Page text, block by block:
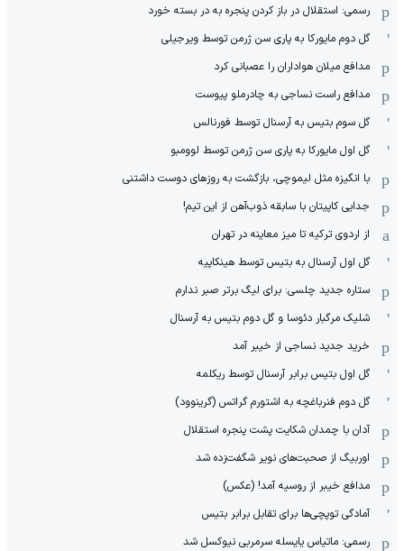
رسمی: استقلال در باز کردن پنجره به در بسته خورد
گل دوم مایورکا به پاری سن ژرمن توسط ویرجیلی
مدافع میلان هواداران را عصبانی کرد
مدافع راست نساجی به چادرملو پیوست
گل سوم بتیس به آرسنال توسط فورنالس
گل اول مایورکا به پاری سن ژرمن توسط لوومبو
با انگیزه مثل لیموچی، بازگشت به روزهای دوست داشتنی
جدایی کاپیتان با سابقه ذوب‌آهن از این تیم!
از اردوی ترکیه تا میز معاینه در تهران
گل اول آرسنال به بتیس توسط هینکاپیه
ستاره جدید چلسی: برای لیگ برتر صبر ندارم
شلیک مرگبار دئوسا و گل دوم بتیس به آرسنال
خرید جدید نساجی از خیبر آمد
گل اول بتیس برابر آرسنال توسط ریکلمه
گل دوم فنرباغچه به اشتورم گراتس (گرینوود)
آدان با چمدان شکایت پشت پنجره استقلال
اوربیگ از صحبت‌های نویر شگفت‌زده شد
مدافع خیبر از روسیه آمد! (عکس)
آمادگی توپچی‌ها برای تقابل برابر بتیس
رسمی: ماتیاس یایسله سرمربی نیوکسل شد